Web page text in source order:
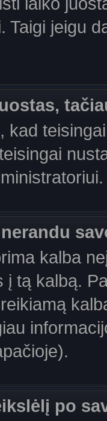
Taigi jeigu
kad
kalba
į tą kalbą.
po